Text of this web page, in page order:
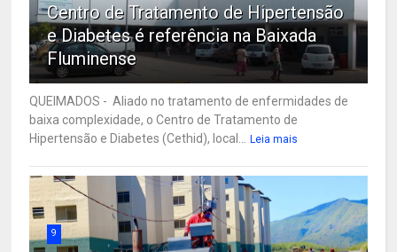
Centro de Tratamento de Hipertensão
e Diabetes é referência na Baixada
Fluminense
QUEIMADOS - Aliado no tratamento de enfermidades de
baixa complexidade, o Centro de Tratamento de
Hipertensão e Diabetes (Cethid), local...
Leia mais
9